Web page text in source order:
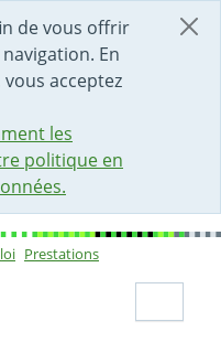
de vous offrir
En
acceptez
les
politique en
Prestations